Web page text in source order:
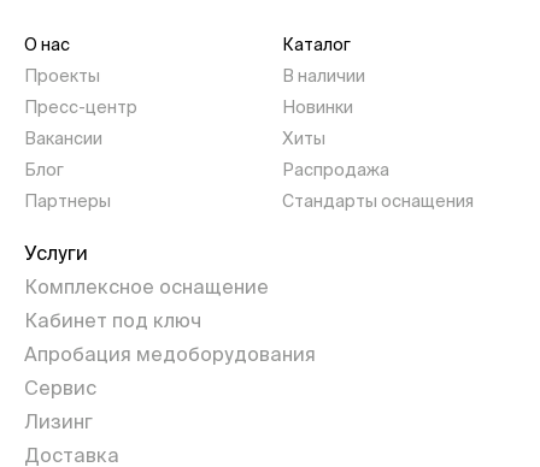
О нас
Проекты
Пресс-центр
Вакансии
Блог
Партнеры
Каталог
В наличии
Новинки
Хиты
Распродажа
Стандарты оснащения
Услуги
Комплексное оснащение
Кабинет под ключ
Апробация медоборудования
Сервис
Лизинг
Доставка